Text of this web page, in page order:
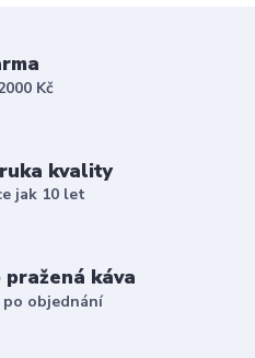
Kč
kvality
jak 10 let
pražená káva
po objednání